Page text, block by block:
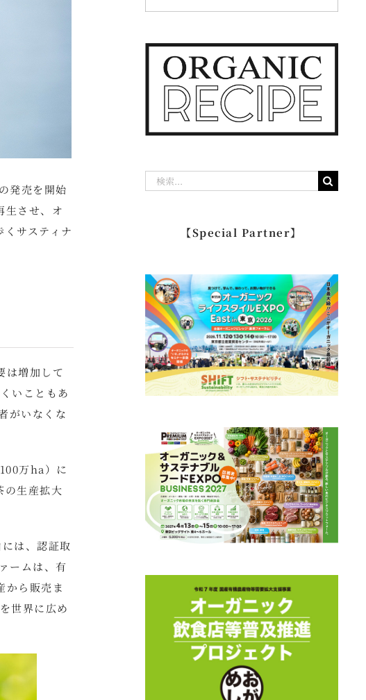
発売を開始
生させ、オ
サスティナ
は増加して
いこともあ
がいなくな
万ha）に
の生産拡大
は、認証取
ームは、有
から販売ま
世界に広め
【Special Partner】